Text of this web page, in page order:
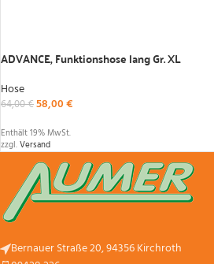
ADVANCE, Funktionshose lang Gr. XL
Hose
64,00€58,00€
Enthält 19% MwSt.
zzgl.Versand
Bernauer Straße 20, 94356 Kirchroth